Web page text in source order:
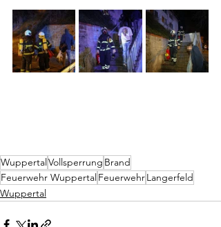
WuppertalVollsperrung Brand
Feuerwehr WuppertalFeuerwehrLangerfeld
Wuppertal